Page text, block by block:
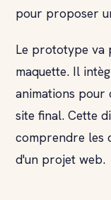
pour proposer
Le prototype va
maquette. Il
animations pour
site final. Cette
comprendre les
d'un projet web.